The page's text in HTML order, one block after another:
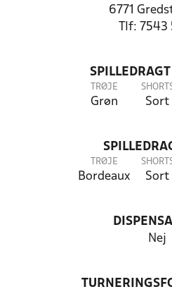
6771
Tlf: 7543
TRØJE
Grøn Sort
TRØJE
Bordeaux Sort
Nej